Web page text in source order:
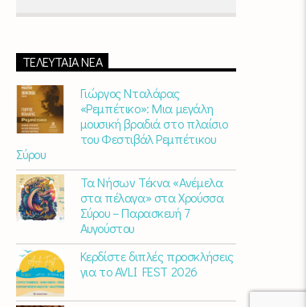
ΤΕΛΕΥΤΑΊΑ ΝΈΑ
Γιώργος Νταλάρας
«Ρεμπέτικο»: Μια μεγάλη
μουσική βραδιά στο πλαίσιο
του Φεστιβάλ Ρεμπέτικου
Σύρου
Τα Νήσων Τέκνα «Ανέμελα
στα πέλαγα» στα Χρούσσα
Σύρου – Παρασκευή 7
Αυγούστου
Κερδίστε διπλές προσκλήσεις
για το AVLI FEST 2026